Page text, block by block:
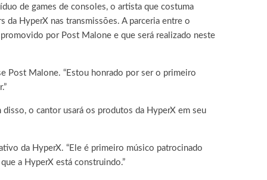
de games de consoles, o artista que costuma
da HyperX nas transmissões. A parceria entre o
por Post Malone e que será realizado neste
Post Malone. “Estou honrado por ser o primeiro
o cantor usará os produtos da HyperX em seu
da HyperX. “Ele é primeiro músico patrocinado
a HyperX está construindo.”